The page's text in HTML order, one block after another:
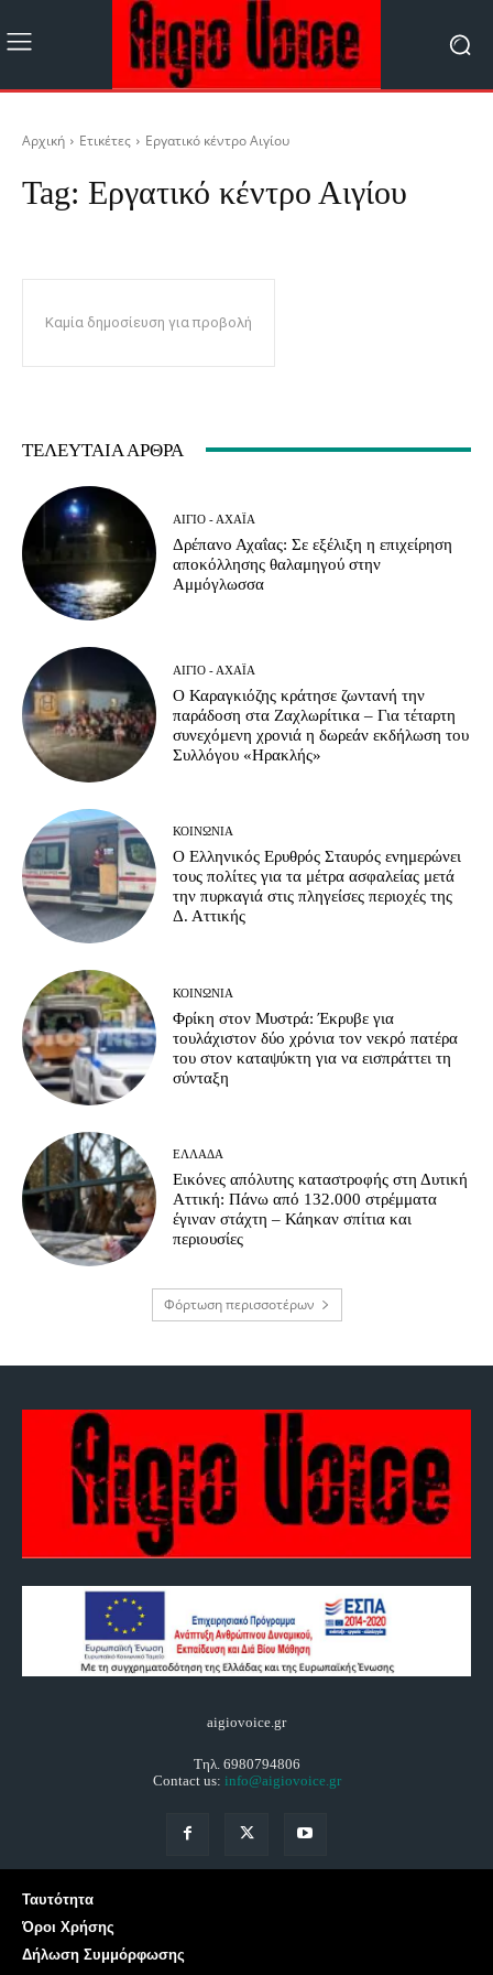
Αρχική Ετικέτες Εργατικό κέντρο Αιγίου
Tag: Εργατικό κέντρο Αιγίου
Καμία δημοσίευση για προβολή
ΤΕΛΕΥΤΑΊΑ ΆΡΘΡΑ
ΑΊΓΙΟ - ΑΧΑΪ́Α
Δρέπανο Αχαΐας: Σε εξέλιξη η επιχείρηση
αποκόλλησης θαλαμηγού στην
Αμμόγλωσσα
ΑΊΓΙΟ - ΑΧΑΪ́Α
Ο Καραγκιόζης κράτησε ζωντανή την
παράδοση στα Ζαχλωρίτικα – Για τέταρτη
συνεχόμενη χρονιά η δωρεάν εκδήλωση του
Συλλόγου «Ηρακλής»
ΚΟΙΝΩΝΊΑ
Ο Ελληνικός Ερυθρός Σταυρός ενημερώνει
τους πολίτες για τα μέτρα ασφαλείας μετά
την πυρκαγιά στις πληγείσες περιοχές της
Δ. Αττικής
ΚΟΙΝΩΝΊΑ
Φρίκη στον Μυστρά: Έκρυβε για
τουλάχιστον δύο χρόνια τον νεκρό πατέρα
του στον καταψύκτη για να εισπράττει τη
σύνταξη
ΕΛΛΆΔΑ
Εικόνες απόλυτης καταστροφής στη Δυτική
Αττική: Πάνω από 132.000 στρέμματα
έγιναν στάχτη – Κάηκαν σπίτια και
περιουσίες
Φόρτωση περισσοτέρων
aigiovoice.gr
Τηλ. 6980794806
Contact us: info@aigiovoice.gr
Ταυτότητα
Όροι Χρήσης
Δήλωση Συμμόρφωσης